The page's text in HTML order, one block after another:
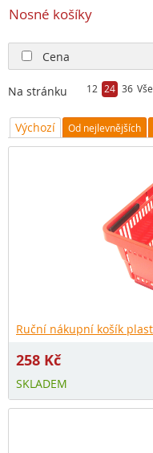
Nosné košíky
Cena
Na stránku 12 24 36 Vše
Výchozí Od nejlevnějších
Ruční nákupní košík
258 Kč
SKLADEM